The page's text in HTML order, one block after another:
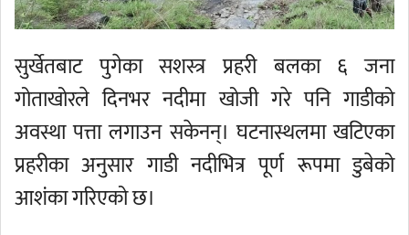
सुर्खेतबाट पुगेका सशस्त्र प्रहरी बलका ६ जना
गोताखोरले दिनभर नदीमा खोजी गरे पनि गाडीको
अवस्था पत्ता लगाउन सकेनन्। घटनास्थलमा खटिएका
प्रहरीका अनुसार गाडी नदीभित्र पूर्ण रूपमा डुबेको
आशंका गरिएको छ।